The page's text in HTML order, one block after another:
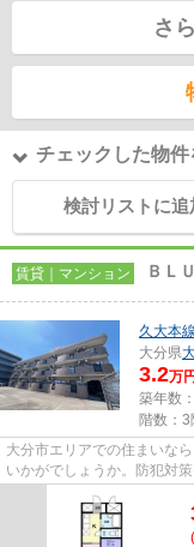
さ
チェックした物
検討リストに追
賃貸｜マンション ＢＬ
久大本線
大分県
3.2万円
築年数
階数：3
大分市エリアでの住まいな
いかがでしょうか。防犯対